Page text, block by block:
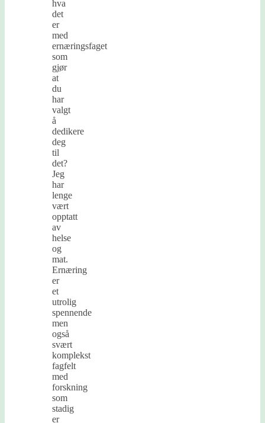
hva
det
er
med
ernæringsfaget
som
gjør
at
du
har
valgt
å
dedikere
deg
til
det?
Jeg
har
lenge
vært
opptatt
av
helse
og
mat.
Ernæring
er
et
utrolig
spennende
men
også
svært
komplekst
fagfelt
med
forskning
som
stadig
er